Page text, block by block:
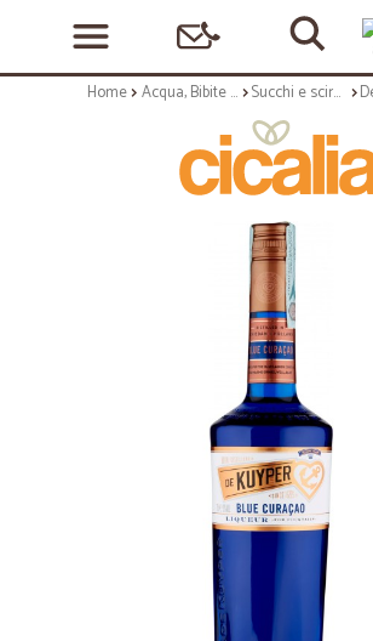
Home Acqua, Bibite e Alcolici Succhi e sciroppi